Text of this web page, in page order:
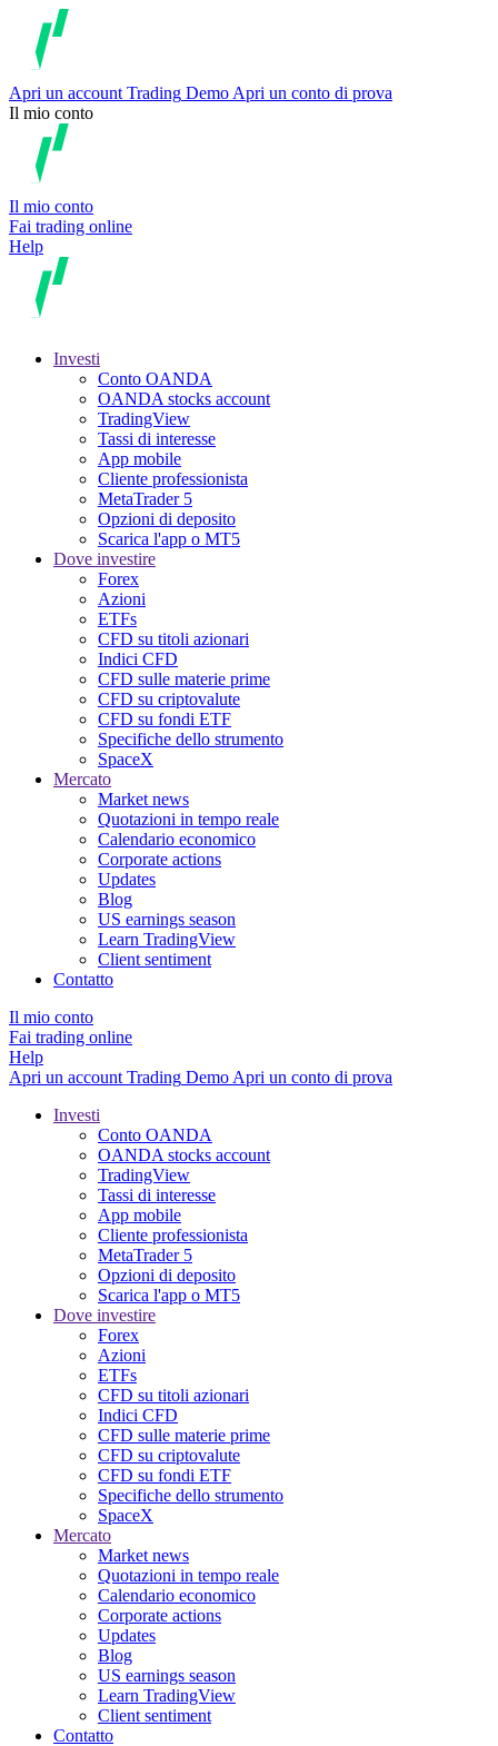
Apri un account Trading Demo Apri un conto di prova
Il mio conto
Il mio conto
Fai trading online
Help
Investi
Conto OANDA
OANDA stocks account
TradingView
Tassi di interesse
App mobile
Cliente professionista
MetaTrader 5
Opzioni di deposito
Scarica l'app o MT5
Dove investire
Forex
Azioni
ETFs
CFD su titoli azionari
Indici CFD
CFD sulle materie prime
CFD su criptovalute
CFD su fondi ETF
Specifiche dello strumento
SpaceX
Mercato
Market news
Quotazioni in tempo reale
Calendario economico
Corporate actions
Updates
Blog
US earnings season
Learn TradingView
Client sentiment
Contatto
Il mio conto
Fai trading online
Help
Apri un account Trading Demo Apri un conto di prova
Investi
Conto OANDA
OANDA stocks account
TradingView
Tassi di interesse
App mobile
Cliente professionista
MetaTrader 5
Opzioni di deposito
Scarica l'app o MT5
Dove investire
Forex
Azioni
ETFs
CFD su titoli azionari
Indici CFD
CFD sulle materie prime
CFD su criptovalute
CFD su fondi ETF
Specifiche dello strumento
SpaceX
Mercato
Market news
Quotazioni in tempo reale
Calendario economico
Corporate actions
Updates
Blog
US earnings season
Learn TradingView
Client sentiment
Contatto